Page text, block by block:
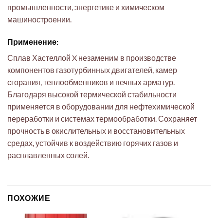
промышленности, энергетике и химическом
машиностроении.
Применение:
Сплав Хастеллой X незаменим в производстве
компонентов газотурбинных двигателей, камер
сгорания, теплообменников и печных арматур.
Благодаря высокой термической стабильности
применяется в оборудовании для нефтехимической
переработки и системах термообработки. Сохраняет
прочность в окислительных и восстановительных
средах, устойчив к воздействию горячих газов и
расплавленных солей.
ПОХОЖИЕ